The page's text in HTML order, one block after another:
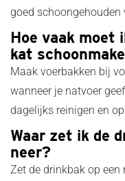
goed schoongehouden
Hoe vaak moet
kat
Maak voerbakken bij
wanneer je natvoer
dagelijks reinigen en
Waar zet ik de
neer?
Zet de drinkbak op een